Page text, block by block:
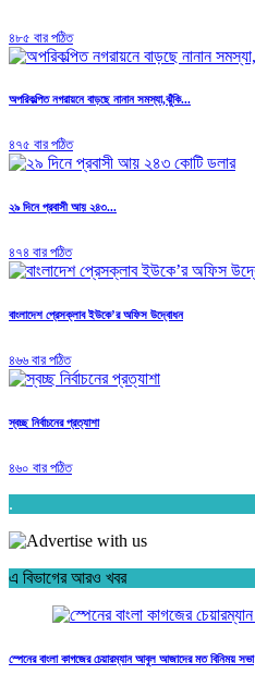
৪৮৫ বার পঠিত
অপরিকল্পিত নগরায়নে বাড়ছে নানান সমস্যা,ঝুঁকি...
৪৭৫ বার পঠিত
২৯ দিনে প্রবাসী আয় ২৪৩...
৪৭৪ বার পঠিত
বাংলাদেশ প্রেসক্লাব ইউকে’র অফিস উদ্বোধন
৪৬৬ বার পঠিত
স্বচ্ছ নির্বাচনের প্রত্যাশা
৪৬০ বার পঠিত
.
এ বিভাগের আরও খবর
স্পেনের বাংলা কাগজের চেয়ারম্যান আবুল আজাদের মত বিনিময় সভা